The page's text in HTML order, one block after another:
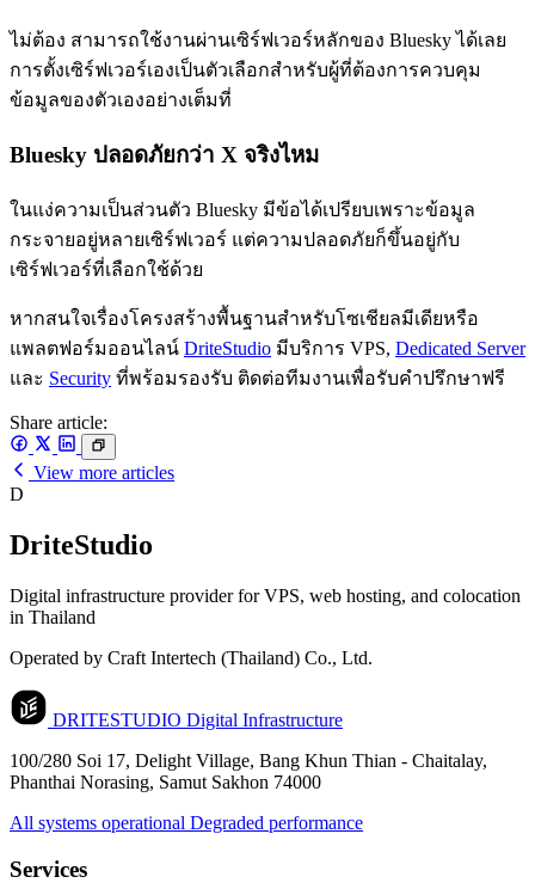
ไม่ต้อง สามารถใช้งานผ่านเซิร์ฟเวอร์หลักของ Bluesky ได้เลย
การตั้งเซิร์ฟเวอร์เองเป็นตัวเลือกสำหรับผู้ที่ต้องการควบคุม
ข้อมูลของตัวเองอย่างเต็มที่
Bluesky ปลอดภัยกว่า X จริงไหม
ในแง่ความเป็นส่วนตัว Bluesky มีข้อได้เปรียบเพราะข้อมูล
กระจายอยู่หลายเซิร์ฟเวอร์ แต่ความปลอดภัยก็ขึ้นอยู่กับ
เซิร์ฟเวอร์ที่เลือกใช้ด้วย
หากสนใจเรื่องโครงสร้างพื้นฐานสำหรับโซเชียลมีเดียหรือ
แพลตฟอร์มออนไลน์ DriteStudio มีบริการ VPS, Dedicated Server
และ Security ที่พร้อมรองรับ ติดต่อทีมงานเพื่อรับคำปรึกษาฟรี
Share article:
View more articles
D
DriteStudio
Digital infrastructure provider for VPS, web hosting, and colocation
in Thailand
Operated by Craft Intertech (Thailand) Co., Ltd.
DRITESTUDIO Digital Infrastructure
100/280 Soi 17, Delight Village, Bang Khun Thian - Chaitalay,
Phanthai Norasing, Samut Sakhon 74000
All systems operational Degraded performance
Services